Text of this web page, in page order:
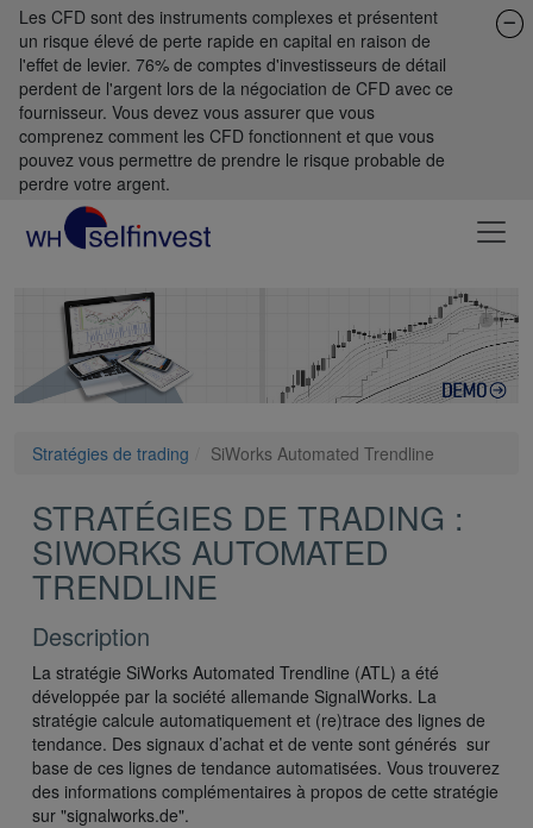
Les CFD sont des instruments complexes et présentent
un risque élevé de perte rapide en capital en raison de
l'effet de levier. 76% de comptes d'investisseurs de détail
perdent de l'argent lors de la négociation de CFD avec ce
fournisseur. Vous devez vous assurer que vous
comprenez comment les CFD fonctionnent et que vous
pouvez vous permettre de prendre le risque probable de
perdre votre argent.
Stratégies de trading SiWorks Automated Trendline
STRATÉGIES DE TRADING :
SIWORKS AUTOMATED
TRENDLINE
Description
La stratégie SiWorks Automated Trendline (ATL) a été
développée par la société allemande SignalWorks. La
stratégie calcule automatiquement et (re)trace des lignes de
tendance. Des signaux d’achat et de vente sont générés sur
base de ces lignes de tendance automatisées. Vous trouverez
des informations complémentaires à propos de cette stratégie
sur "signalworks.de".